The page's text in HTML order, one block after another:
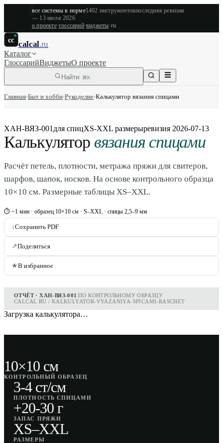
все системы в норме1402 инструментовпоследняя ревизия
— 13 июля 2026
о проекте·глоссарий·виджеты·ru
cc calcal.ru
Каталог
ГлоссарийВиджетыО проекте
Найти ⌘K
Главная›Быт и хобби›Рукоделие›Калькулятор вязания спицами
ХАН-ВЯЗ-001 для спицXS-XXL размерыревизия 2026-07-13
Калькулятор вязания спицами
Расчёт петель, плотности, метража пряжи для свитеров,
шарфов, шапок, носков. На основе контрольного образца
10×10 см. Размерные таблицы XS–XXL.
⏱ ~1 мин · образец 10×10 см · S–XXL · спицы 2,5–9 мм
↓Сохранить PDF
↗Поделиться
★В избранное
ОТЧЁТ · ХАН-ВЯЗ-001 |ПО КОНТРОЛЬНОМУ ОБРАЗЦУ
CALCAL.RU / KALKULYATOR-VYAZANIYA-SPICAMI-RASCHET
Загрузка калькулятора…
10×10 см
КОНТРОЛЬНЫЙ ОБРАЗЕЦ
3-4 ст/см
ПЛОТНОСТЬ СПИЦАМИ
+20-30 г
ЗАПАС ПРЯЖИ
XS–XXL
РАЗМЕРЫ